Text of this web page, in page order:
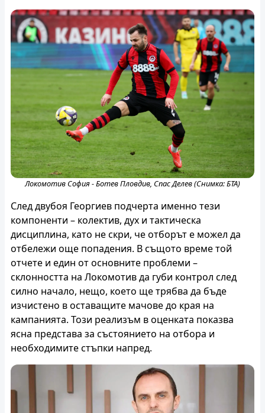
Локомотив София - Ботев Пловдив, Спас Делев (Снимка: БТА)
След двубоя Георгиев подчерта именно тези
компоненти – колектив, дух и тактическа
дисциплина, като не скри, че отборът е можел да
отбележи още попадения. В същото време той
отчете и един от основните проблеми –
склонността на Локомотив да губи контрол след
силно начало, нещо, което ще трябва да бъде
изчистено в оставащите мачове до края на
кампанията. Този реализъм в оценката показва
ясна представа за състоянието на отбора и
необходимите стъпки напред.